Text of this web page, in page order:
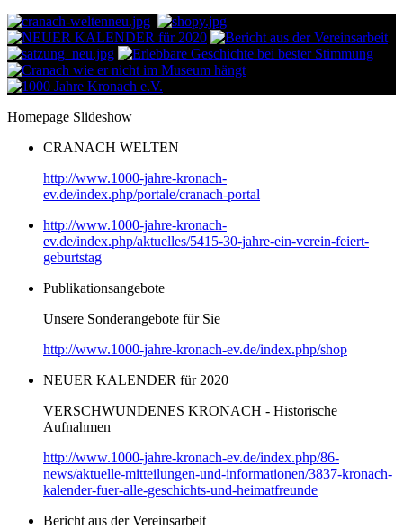
Homepage Slideshow
CRANACH WELTEN
http://www.1000-jahre-kronach-
ev.de/index.php/portale/cranach-portal
http://www.1000-jahre-kronach-
ev.de/index.php/aktuelles/5415-30-jahre-ein-verein-feiert-
geburtstag
Publikationsangebote
Unsere Sonderangebote für Sie
http://www.1000-jahre-kronach-ev.de/index.php/shop
NEUER KALENDER für 2020
VERSCHWUNDENES KRONACH - Historische
Aufnahmen
http://www.1000-jahre-kronach-ev.de/index.php/86-
news/aktuelle-mitteilungen-und-informationen/3837-kronach-
kalender-fuer-alle-geschichts-und-heimatfreunde
Bericht aus der Vereinsarbeit